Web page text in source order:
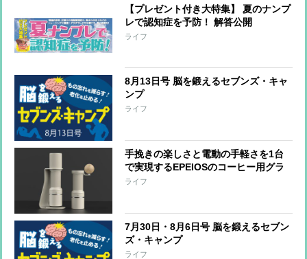
【プレゼント付き大特集】 夏のナンプ
レで認知症を予防！ 解答公開
ライフ
8月13日号 脳を鍛えるセブンズ・キャ
ンプ
ライフ
手挽きの楽しさと電動の手軽さを1台
で実現するEPEIOSのコーヒー用グラ
インダー『Essence Duo』 世界一の
ライフ
7月30日・8月6日号 脳を鍛えるセブン
ズ・キャンプ
ライフ